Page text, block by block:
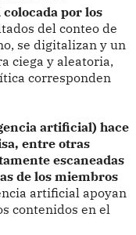
por los
del conteo de
se digitalizan y un
ciega y aleatoria,
corresponden
artificial) hace
entre otras
escaneadas
de los miembros
artificial apoyan
contenidos en el